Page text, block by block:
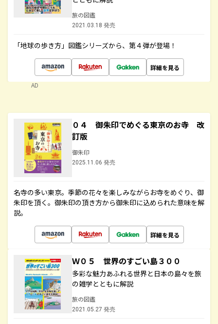
旅の図鑑
2021.03.18 発売
「地球の歩き方」図鑑シリーズから、第４弾が登場！
詳細を見る
AD
０４ 御朱印でめぐる東京のお寺 改
訂版
御朱印
2025.11.06 発売
名寺の多い東京。季節の花々を楽しみながらお寺をめぐり、御
朱印を頂く。御朱印の頂き方から御朱印に込められた意味を解
説。
詳細を見る
Ｗ０５ 世界のすごい島３００
多彩な魅力あふれる世界と日本の島々を旅
の雑学とともに解説
旅の図鑑
2021.05.27 発売